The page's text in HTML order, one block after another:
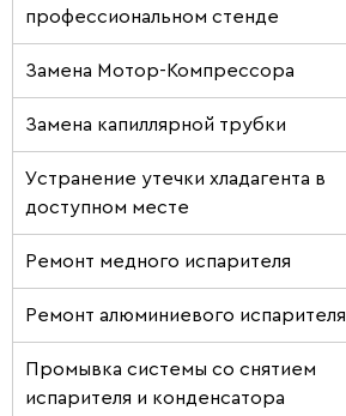
профессиональном стенде
Замена Мотор-Компрессора
Замена капиллярной трубки
Устранение утечки хладагента в
доступном месте
Ремонт медного испарителя
Ремонт алюминиевого испарителя
Промывка системы со снятием
испарителя и конденсатора